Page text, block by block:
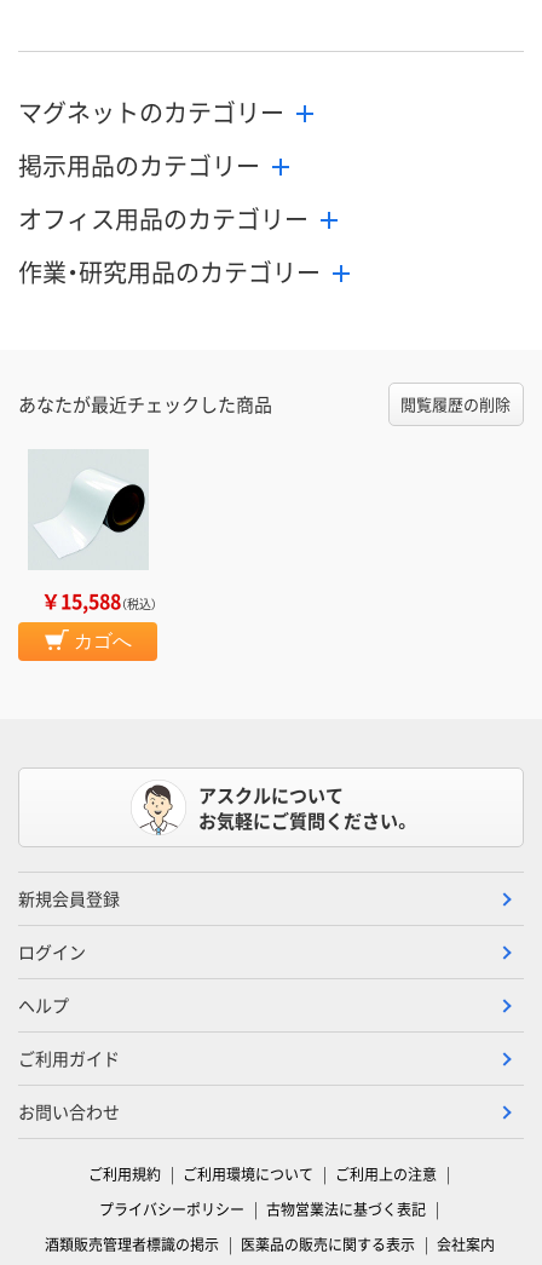
マグネットのカテゴリー
掲示用品のカテゴリー
オフィス用品のカテゴリー
作業・研究用品のカテゴリー
あなたが最近チェックした商品 閲覧履歴の削除
￥15,588（税込）
カゴへ
アスクルについて
お気軽にご質問ください。
新規会員登録
ログイン
ヘルプ
ご利用ガイド
お問い合わせ
ご利用規約 ご利用環境について
ご利用上の注意
プライバシーポリシー
古物営業法に基づく表記
酒類販売管理者標識の掲示
医薬品の販売に関する表示 会社案内